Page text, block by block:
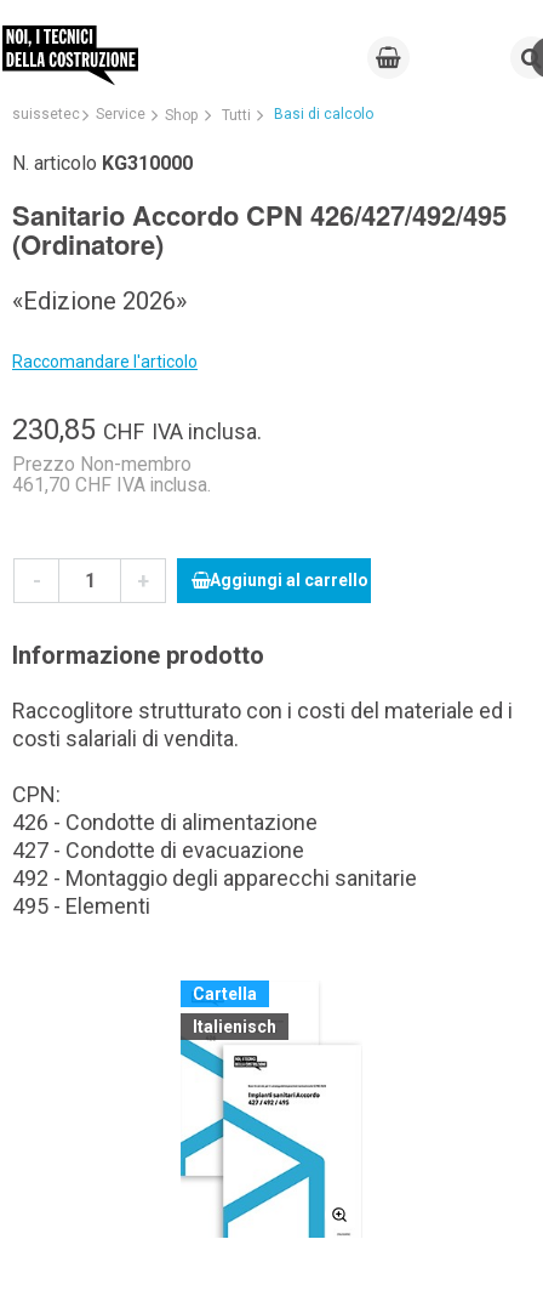
suissetec Service Shop Tutti Basi di calcolo
N. articolo KG310000
Sanitario Accordo CPN 426/427/492/495
(Ordinatore)
«Edizione 2026»
Raccomandare l'articolo
230,85 CHF IVA inclusa.
Prezzo Non-membro
461,70 CHF IVA inclusa.
- + Aggiungi al carrello
Informazione prodotto
Raccoglitore strutturato con i costi del materiale ed i
costi salariali di vendita.
CPN:
426 - Condotte di alimentazione
427 - Condotte di evacuazione
492 - Montaggio degli apparecchi sanitarie
495 - Elementi
Cartella
Italienisch